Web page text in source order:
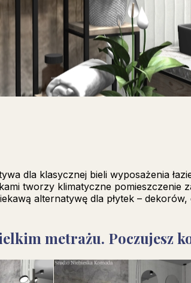
dla klasycznej bieli wyposażenia
tworzy klimatyczne pomieszczenie
alternatywę dla płytek –
metrażu. Poczujesz